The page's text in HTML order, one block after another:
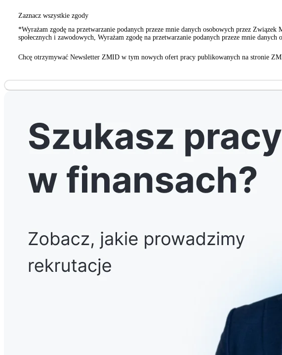
Zaznacz wszystkie zgody
*Wyrażam zgodę na przetwarzanie podanych przeze mnie danych osobowych przez
społecznych i zawodowych, Wyrażam zgodę na przetwarzanie podanych przeze mnie
Chcę otrzymywać Newsletter ZMID w tym nowych ofert pracy publikowanych na stronie